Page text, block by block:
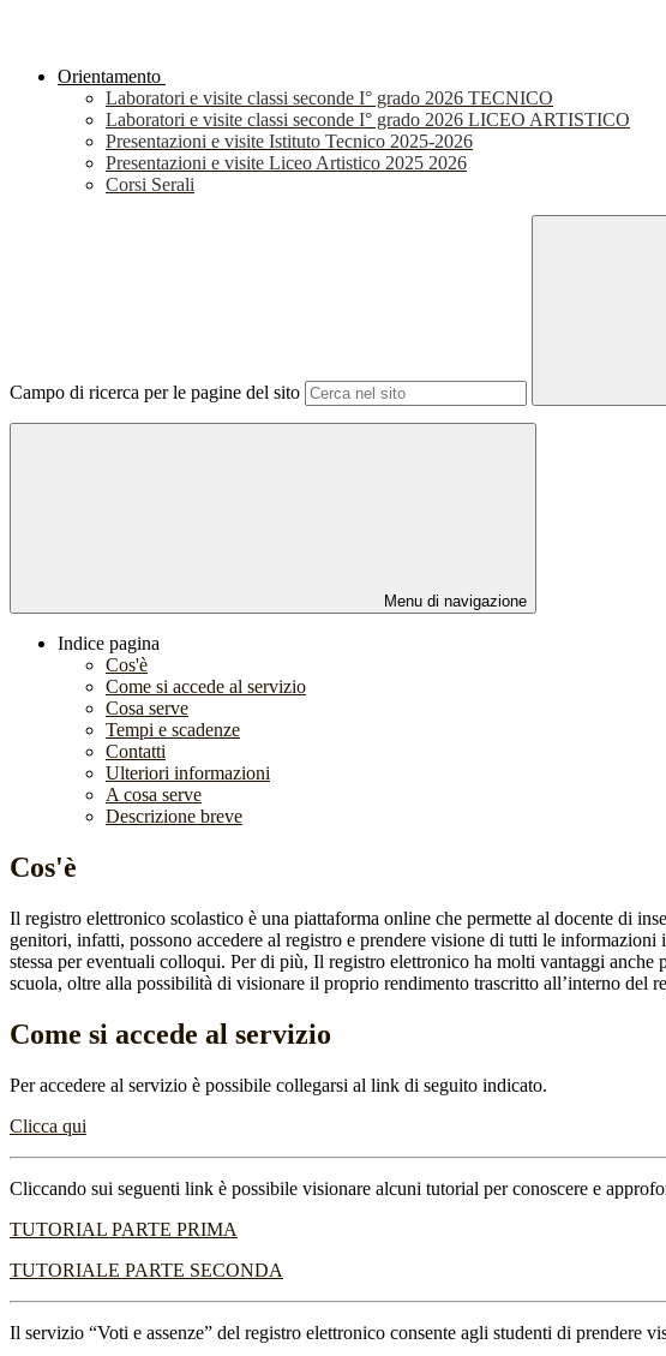
Orientamento
Laboratori e visite classi seconde I° grado 2026 TECNICO
Laboratori e visite classi seconde I° grado 2026 LICEO ARTISTICO
Presentazioni e visite Istituto Tecnico 2025-2026
Presentazioni e visite Liceo Artistico 2025 2026
Corsi Serali
Campo di ricerca per le pagine del sito
Menu di navigazione
Indice pagina
Cos'è
Come si accede al servizio
Cosa serve
Tempi e scadenze
Contatti
Ulteriori informazioni
A cosa serve
Descrizione breve
Cos'è
Il registro elettronico scolastico è una piattaforma online che permette al docente di
genitori, infatti, possono accedere al registro e prendere visione di tutti le
stessa per eventuali colloqui. Per di più, Il registro elettronico ha molti vantaggi
scuola, oltre alla possibilità di visionare il proprio rendimento trascritto all’interno del
Come si accede al servizio
Per accedere al servizio è possibile collegarsi al link di seguito indicato.
Clicca qui
Cliccando sui seguenti link è possibile visionare alcuni tutorial per conoscere e
TUTORIAL PARTE PRIMA
TUTORIALE PARTE SECONDA
Il servizio “Voti e assenze” del registro elettronico consente agli studenti di prendere